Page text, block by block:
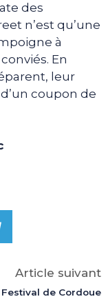
des
n’est qu’une
à
En
leur
coupon de
Article suivant
Festival de Cordoue